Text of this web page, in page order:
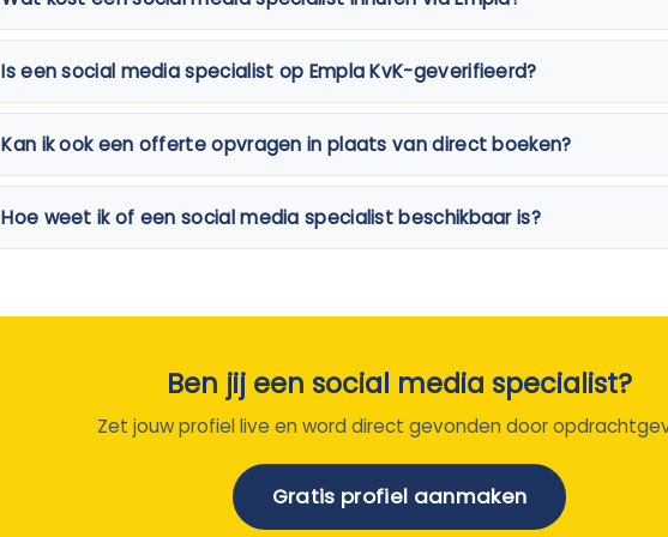
Is een social media specialist op Empla KvK-geverifieerd?
Kan ik ook een offerte opvragen in plaats van direct boeken?
Hoe weet ik of een social media specialist beschikbaar is?
Ben jij een social media specialist?
Zet jouw profiel live en word direct gevonden door
Gratis profiel aanmaken